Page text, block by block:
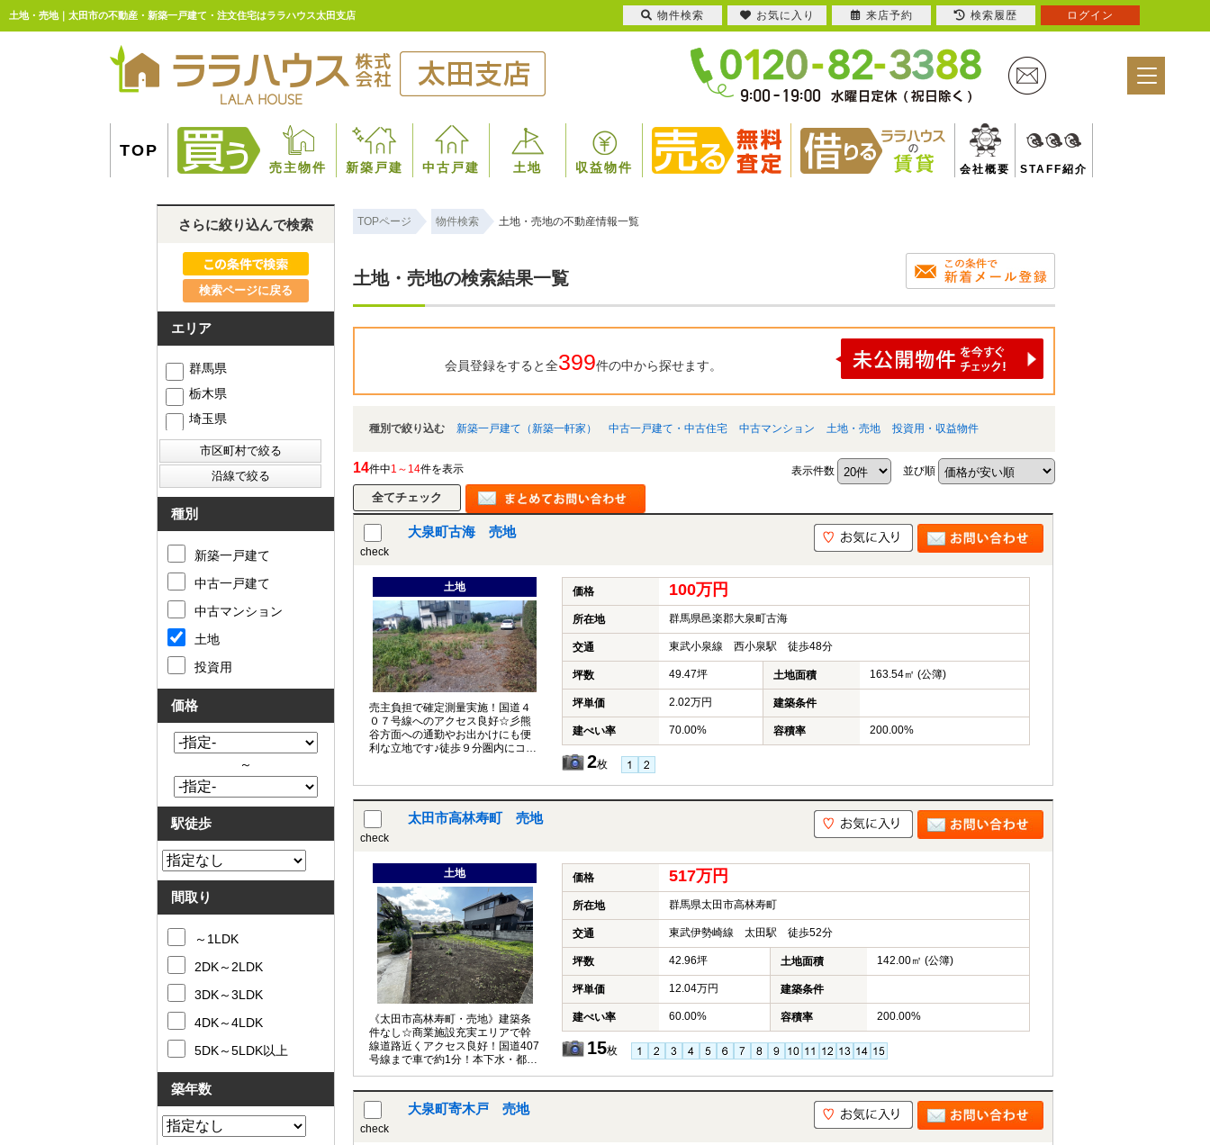
土地・売地｜太田市の不動産・新築一戸建て・注文住宅はララハウス太田支店
TOP
売主物件 新築戸建 中古戸建 土地 収益物件 会社概要 STAFF紹介
TOPページ 物件検索 土地・売地の不動産情報一覧
土地・売地の検索結果一覧
会員登録をすると全399件の中から探せます。
種別で絞り込む 新築一戸建て（新築一軒家） 中古一戸建て・中古住宅 中古マンション 土地・売地 投資用・収益物件
14件中1～14件を表示 表示件数 並び順
check
大泉町古海 売地
土地
売主負担で確定測量実施！国道４
０７号線へのアクセス良好☆彡熊
谷方面への通勤やお出かけにも便
利な立地です♪徒歩９分圏内にコン
価格 100万円
所在地 群馬県邑楽郡大泉町古海
交通 東武小泉線 西小泉駅 徒歩48分
坪数 49.47坪 土地面積 163.54㎡ (公簿)
坪単価 2.02万円 建築条件
建ぺい率 70.00% 容積率 200.00%
2枚
check
太田市高林寿町 売地
土地
《太田市高林寿町・売地》建築条
件なし☆商業施設充実エリアで幹
線道路近くアクセス良好！国道407
号線まで車で約1分！本下水・都市
ガスエリア☆お気軽にお問い合わ
価格 517万円
所在地 群馬県太田市高林寿町
交通 東武伊勢崎線 太田駅 徒歩52分
坪数 42.96坪 土地面積 142.00㎡ (公簿)
坪単価 12.04万円 建築条件
建ぺい率 60.00% 容積率 200.00%
15枚
check
大泉町寄木戸 売地
さらに絞り込んで検索
検索ページに戻る
エリア
群馬県
栃木県
埼玉県
種別
新築一戸建て
中古一戸建て
中古マンション
土地
投資用
価格
～
駅徒歩
間取り
～1LDK
2DK～2LDK
3DK～3LDK
4DK～4LDK
5DK～5LDK以上
築年数
物件検索 お気に入り 来店予約 検索履歴 ログイン